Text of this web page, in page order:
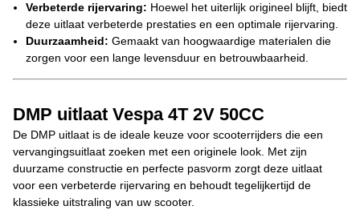
Verbeterde rijervaring: Hoewel het uiterlijk origineel blijft, biedt
deze uitlaat verbeterde prestaties en een optimale rijervaring.
Duurzaamheid: Gemaakt van hoogwaardige materialen die
zorgen voor een lange levensduur en betrouwbaarheid.
DMP uitlaat Vespa 4T 2V 50CC
De DMP uitlaat is de ideale keuze voor scooterrijders die een
vervangingsuitlaat zoeken met een originele look. Met zijn
duurzame constructie en perfecte pasvorm zorgt deze uitlaat
voor een verbeterde rijervaring en behoudt tegelijkertijd de
klassieke uitstraling van uw scooter.